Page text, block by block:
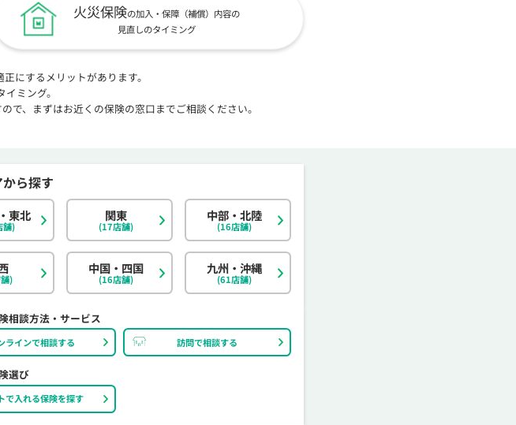
火災保険の加入・保障（補償）内容の
見直しのタイミング
にするメリットがあります。
ミング。
で、まずはお近くの保険の窓口までご相談ください。
相談方法・サービス
ラインで相談する 訪問で相談する
選び
で入れる保険を探す
東北
舗)
関東
(17店舗)
中部・北陸
(16店舗)
)
中国・四国
(16店舗)
九州・沖縄
(61店舗)